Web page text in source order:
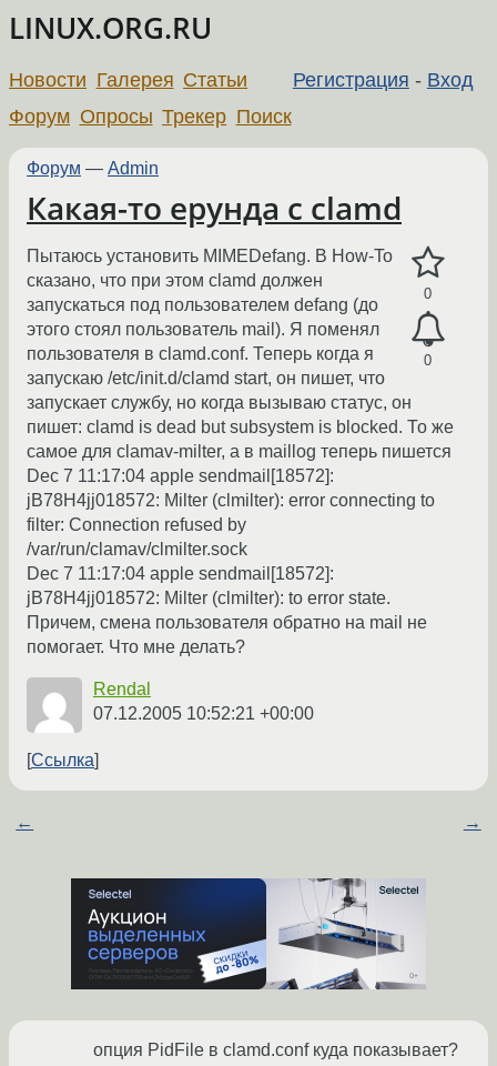
LINUX.ORG.RU
Регистрация - Вход
Новости Галерея Статьи
Форум Опросы Трекер Поиск
Форум — Admin
Какая-то ерунда с clamd
0
0
Пытаюсь установить MIMEDefang. В How-To
сказано, что при этом clamd должен
запускаться под пользователем defang (до
этого стоял пользователь mail). Я поменял
пользователя в clamd.conf. Теперь когда я
запускаю /etc/init.d/clamd start, он пишет, что
запускает службу, но когда вызываю статус, он
пишет: clamd is dead but subsystem is blocked. То же
самое для clamav-milter, а в maillog теперь пишется
Dec 7 11:17:04 apple sendmail[18572]:
jB78H4jj018572: Milter (clmilter): error connecting to
filter: Connection refused by
/var/run/clamav/clmilter.sock
Dec 7 11:17:04 apple sendmail[18572]:
jB78H4jj018572: Milter (clmilter): to error state.
Причем, смена пользователя обратно на mail не
помогает. Что мне делать?
Rendal
07.12.2005 10:52:21 +00:00
Ссылка
← →
опция PidFile в clamd.conf куда показывает?